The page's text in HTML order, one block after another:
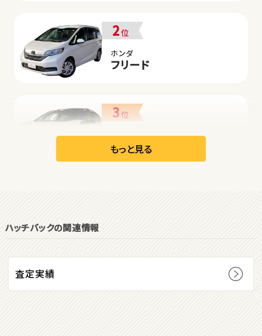
2位
ホンダ
フリード
3位
日産
リーフ
ダイハツ
もっと見る
ハッチバックの関連情報
査定実績